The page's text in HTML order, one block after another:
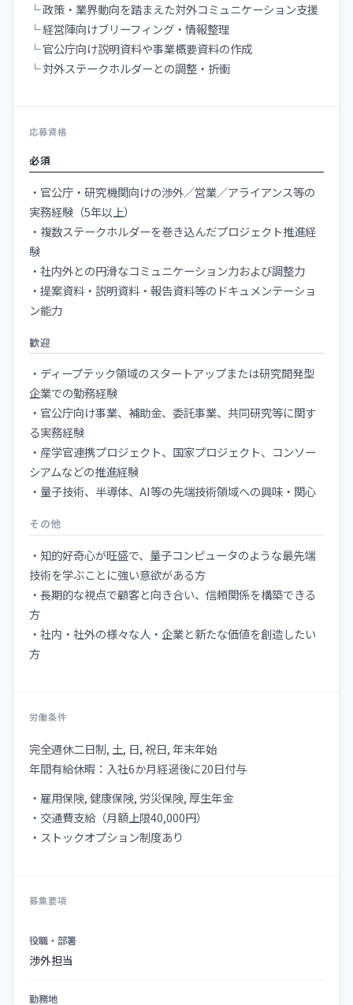
└ 政策・業界動向を踏まえた対外コミュニケーション支援
└ 経営陣向けブリーフィング・情報整理
└ 官公庁向け説明資料や事業概要資料の作成
└ 対外ステークホルダーとの調整・折衝
応募資格
必須
・官公庁・研究機関向けの渉外／営業／アライアンス等の
実務経験（5年以上）
・複数ステークホルダーを巻き込んだプロジェクト推進経
験
・社内外との円滑なコミュニケーション力および調整力
・提案資料・説明資料・報告資料等のドキュメンテーショ
ン能力
歓迎
・ディープテック領域のスタートアップまたは研究開発型
企業での勤務経験
・官公庁向け事業、補助金、委託事業、共同研究等に関す
る実務経験
・産学官連携プロジェクト、国家プロジェクト、コンソー
シアムなどの推進経験
・量子技術、半導体、AI等の先端技術領域への興味・関心
その他
・知的好奇心が旺盛で、量子コンピュータのような最先端
技術を学ぶことに強い意欲がある方
・長期的な視点で顧客と向き合い、信頼関係を構築できる
方
・社内・社外の様々な人・企業と新たな価値を創造したい
方
労働条件
完全週休二日制, 土, 日, 祝日, 年末年始
年間有給休暇：入社6か月経過後に20日付与
・雇用保険, 健康保険, 労災保険, 厚生年金
・交通費支給（月額上限40,000円）
・ストックオプション制度あり
募集要項
要
役職・部署
渉外担当
勤務地